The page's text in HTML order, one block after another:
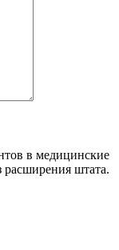
в медицинские
расширения штата.